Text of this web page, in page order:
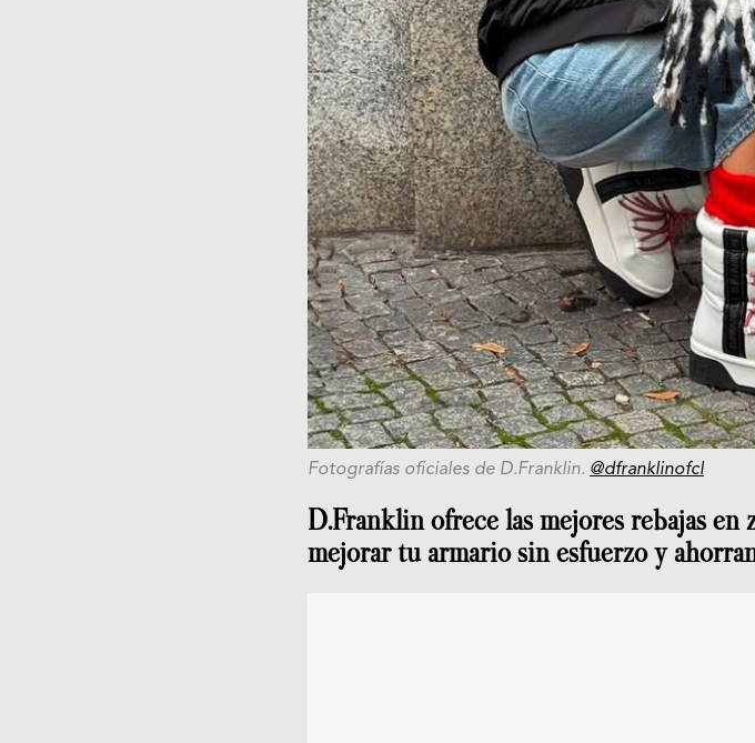
Fotografías oficiales de D.Franklin. @dfranklinofcl
D.Franklin ofrece las mejores rebajas en
mejorar tu armario sin esfuerzo y